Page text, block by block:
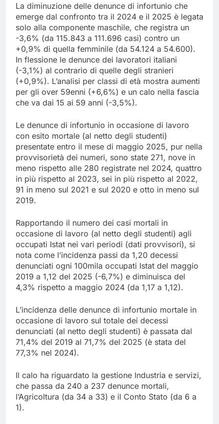
La diminuzione delle denunce di infortunio che
emerge dal confronto tra il 2024 e il 2025 è legata
solo alla componente maschile, che registra un
-3,6% (da 115.843 a 111.696 casi) contro un
+0,9% di quella femminile (da 54.124 a 54.600).
In flessione le denunce dei lavoratori italiani
(-3,1%) al contrario di quelle degli stranieri
(+0,9%). L’analisi per classi di età mostra aumenti
per gli over 59enni (+6,6%) e un calo nella fascia
che va dai 15 ai 59 anni (-3,5%).
Le denunce di infortunio in occasione di lavoro
con esito mortale (al netto degli studenti)
presentate entro il mese di maggio 2025, pur nella
provvisorietà dei numeri, sono state 271, nove in
meno rispetto alle 280 registrate nel 2024, quattro
in più rispetto al 2023, sei in più rispetto al 2022,
91 in meno sul 2021 e sul 2020 e otto in meno sul
2019.
Rapportando il numero dei casi mortali in
occasione di lavoro (al netto degli studenti) agli
occupati Istat nei vari periodi (dati provvisori), si
nota come l’incidenza passi da 1,20 decessi
denunciati ogni 100mila occupati Istat del maggio
2019 a 1,12 del 2025 (-6,7%) e diminuisca del
4,3% rispetto a maggio 2024 (da 1,17 a 1,12).
L’incidenza delle denunce di infortunio mortale in
occasione di lavoro sul totale dei decessi
denunciati (al netto degli studenti) è passata dal
71,4% del 2019 al 71,7% del 2025 (è stata del
77,3% nel 2024).
Il calo ha riguardato la gestione Industria e servizi,
che passa da 240 a 237 denunce mortali,
l’Agricoltura (da 34 a 33) e il Conto Stato (da 6 a
1).